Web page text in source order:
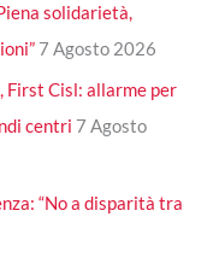
solidarietà,
7 Agosto 2026
First Cisl: allarme per
centri 7 Agosto
“No a disparità tra